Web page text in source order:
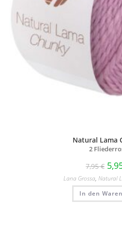
Natural Lama
2
7,95€
Lana Grossa, Natural
In den